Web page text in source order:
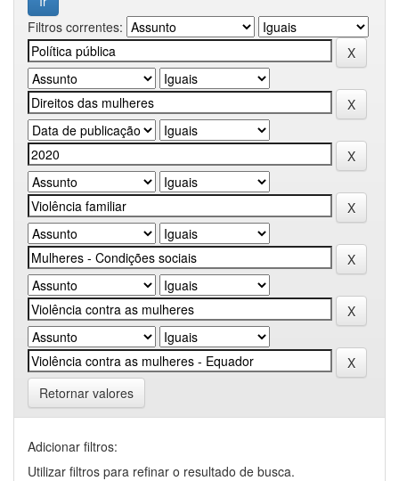
Filtros correntes:
Retornar valores
Adicionar filtros:
Utilizar filtros para refinar o resultado de busca.